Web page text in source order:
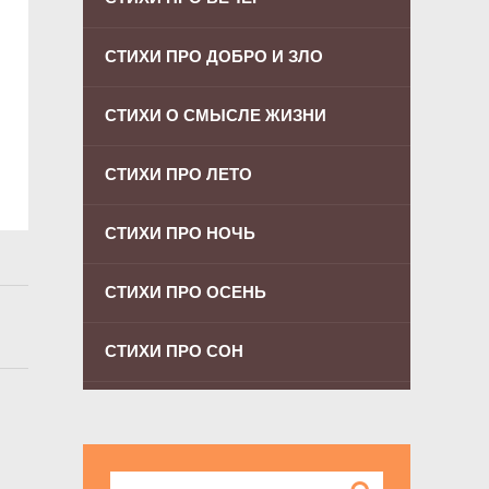
СТИХИ ПРО ДОБРО И ЗЛО
СТИХИ О СМЫСЛЕ ЖИЗНИ
СТИХИ ПРО ЛЕТО
СТИХИ ПРО НОЧЬ
СТИХИ ПРО ОСЕНЬ
СТИХИ ПРО СОН